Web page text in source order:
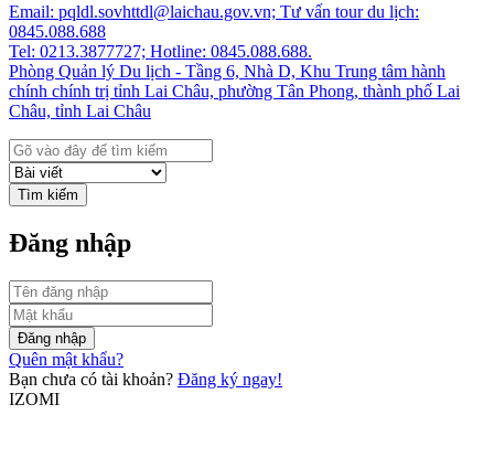
Email: pqldl.sovhttdl@laichau.gov.vn; Tư vấn tour du lịch:
0845.088.688
Tel: 0213.3877727; Hotline: 0845.088.688.
Phòng Quản lý Du lịch - Tầng 6, Nhà D, Khu Trung tâm hành
chính chính trị tỉnh Lai Châu, phường Tân Phong, thành phố Lai
Châu, tỉnh Lai Châu
Tìm kiếm
Đăng nhập
Đăng nhập
Quên mật khẩu?
Bạn chưa có tài khoản? Đăng ký ngay!
IZOMI